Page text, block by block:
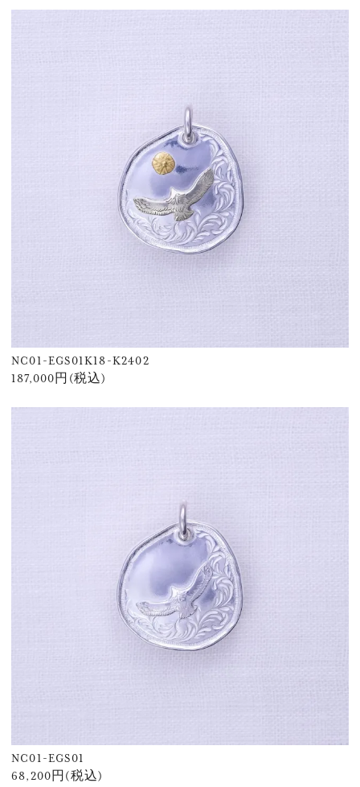
NC01-EGS01K18-K2402
187,000円(税込)
NC01-EGS01
68,200円(税込)